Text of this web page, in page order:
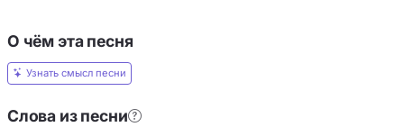
О чём эта песня
Узнать смысл песни
Слова из песни